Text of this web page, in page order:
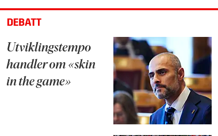
DEBATT
Utviklingstempo
handler om «skin
in the game»